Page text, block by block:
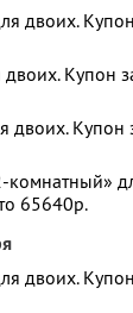
двоих.
Купон
Купон
65640р.
двоих.